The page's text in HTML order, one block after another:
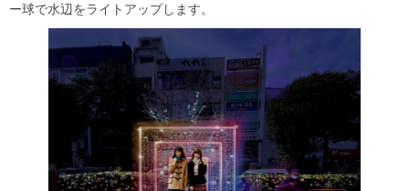
ー球で水辺をライトアップします。